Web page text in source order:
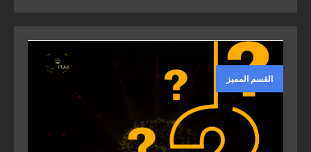
القسم المميز